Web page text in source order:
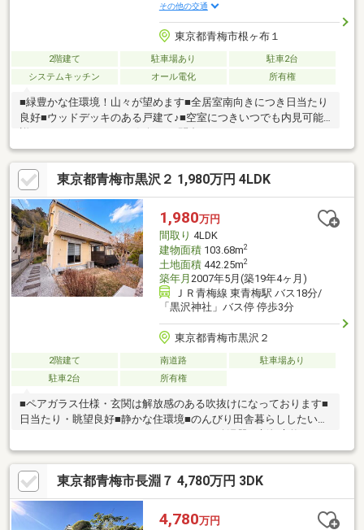
その他の交通
東京都青梅市根ヶ布１
2階建て 駐車場あり
駐車2台
システムキッチン
オール電化 所有権
■緑豊かな住環境！山々が望めます■全居室南向きにつき日当たり
良好■ウッドデッキのある戸建て♪■空室につきいつでも内見可能■
詳しくはスタッフまでお気軽にお問合せ下さい！
東京都青梅市黒沢２ 1,980万円 4LDK
1,980万円
間取り 4LDK
建物面積103.68m2
土地面積442.25m2
築年月 2007年5月(築19年4ヶ月)
ＪＲ青梅線 東青梅駅 バス18分/
「黒沢神社」バス停 停歩3分
東京都青梅市黒沢２
2階建て 南道路
駐車場あり
駐車2台
所有権
■ペアガラス仕様・玄関は解放感のある吹抜けになっております■
日当たり・眺望良好■静かな住環境■のんびり田舎暮らししたい方
おります■内見も可能です！ぜひ一度ご内覧ください■AI加工によ
り明るさ調整しております。実際の建物・細部設備について異な
る場合があるがございます。予めご了承くださ
東京都青梅市長淵７ 4,780万円 3DK
4,780万円